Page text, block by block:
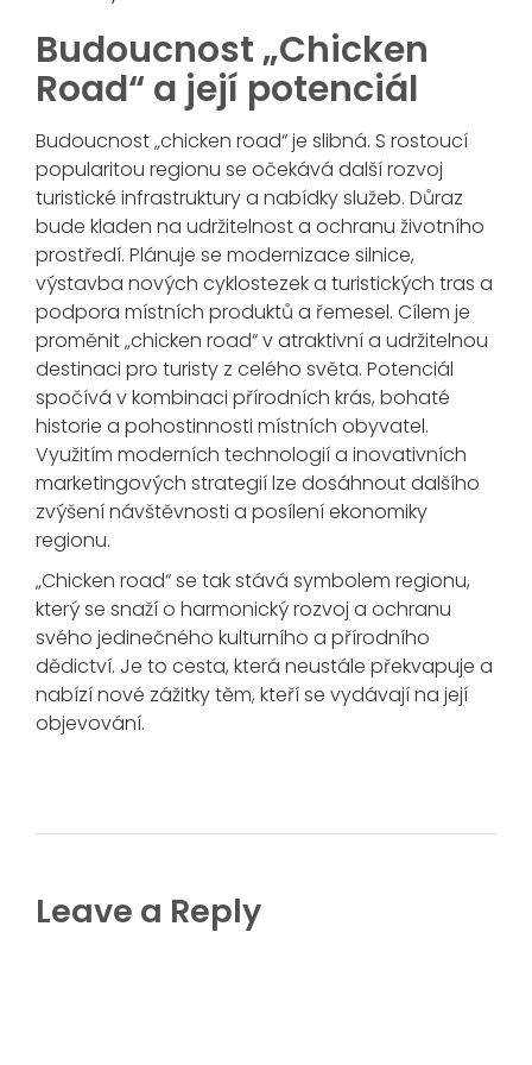
Budoucnost „Chicken
Road“ a její potenciál
Budoucnost „chicken road“ je slibná. S rostoucí
popularitou regionu se očekává další rozvoj
turistické infrastruktury a nabídky služeb. Důraz
bude kladen na udržitelnost a ochranu životního
prostředí. Plánuje se modernizace silnice,
výstavba nových cyklostezek a turistických tras a
podpora místních produktů a řemesel. Cílem je
proměnit „chicken road“ v atraktivní a udržitelnou
destinaci pro turisty z celého světa. Potenciál
spočívá v kombinaci přírodních krás, bohaté
historie a pohostinnosti místních obyvatel.
Využitím moderních technologií a inovativních
marketingových strategií lze dosáhnout dalšího
zvýšení návštěvnosti a posílení ekonomiky
regionu.
„Chicken road“ se tak stává symbolem regionu,
který se snaží o harmonický rozvoj a ochranu
svého jedinečného kulturního a přírodního
dědictví. Je to cesta, která neustále překvapuje a
nabízí nové zážitky těm, kteří se vydávají na její
objevování.
Leave a Reply